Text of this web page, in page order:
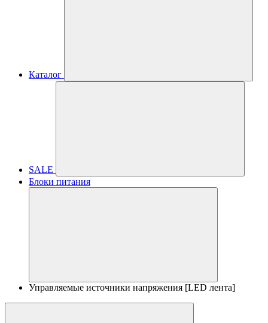
Каталог
SALE
Блоки питания
Управляемые источники напряжения [LED лента]